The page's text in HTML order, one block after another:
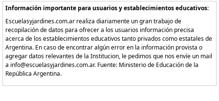
Información importante para usuarios y establecimientos educativos:
Escuelasyjardines.com.ar realiza diariamente un gran trabajo de
recopilación de datos para ofrecer a los usuarios información precisa
acerca de los establecimientos educativos tanto privados como estatales de
Argentina. En caso de encontrar algún error en la información provista o
agregar datos relevantes de la Institucion, le pedimos que nos envíe un mail
a info@escuelasyjardines.com.ar. Fuente: Ministerio de Educación de la
República Argentina.